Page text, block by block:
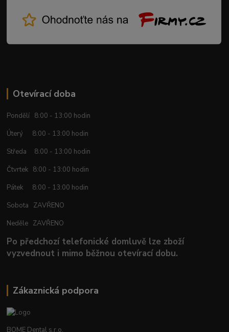
Otevírací doba
Pondělí 8:00 - 13:00 hodin
Úterý 8:00 - 13:00 hodin
Středa 8:00 - 13:00 hodin
Čtvrtek 8:00 - 13:00 hodin
Pátek 8:00 - 13:00 hodin
Sobota ZAVŘENO
Neděle ZAVŘENO
Po předchozí telefonické domluvě lze zboží
vyzvednout i mimo běžnou otevírací dobu.
Zákaznická podpora
BOME Dental s.r.o.